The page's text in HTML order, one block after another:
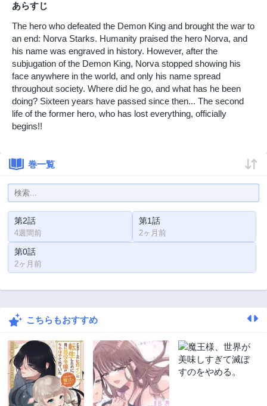
あらすじ
The hero who defeated the Demon King and brought the war to
an end: Norva Starks. Humanity praised the hero Norva, and
his name was engraved in history. However, after the
subjugation of the Demon King, Norva stopped showing his
face anywhere in the world, and only his name spread
throughout society. Where did he go, and what has he been
doing? Sixteen years have passed since then... The second
life of the former hero, who has lost everything, officially
begins!!
巻一覧
第2話
4週間前
第1話
2ヶ月前
第0話
2ヶ月前
こちらもおすすめ